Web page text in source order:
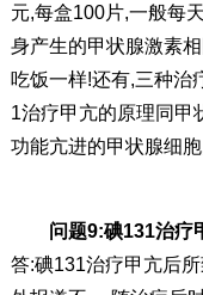
元,每盒100片,一般每
身产生的甲状腺激素
吃饭一样!还有,三种治
1治疗甲亢的原理同甲
功能亢进的甲状腺细
问题9:碘131治疗
答:碘131治疗甲亢后